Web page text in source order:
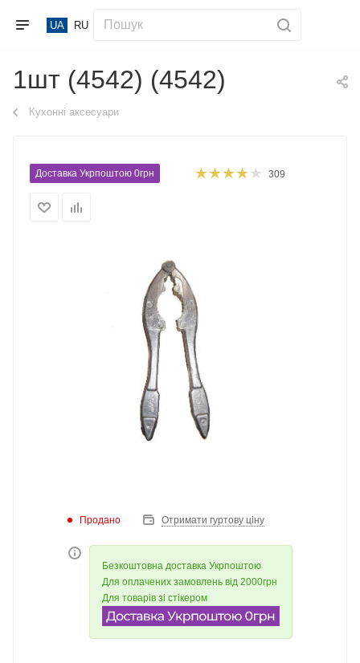
UA RU
1шт (4542) (4542)
Кухонні аксесуари
Доставка Укрпоштою 0грн 309
Продано Отримати гуртову ціну
Безкоштовна доставка Укрпоштою
Для оплачених замовлень від 2000грн
Для товарів зі стікером